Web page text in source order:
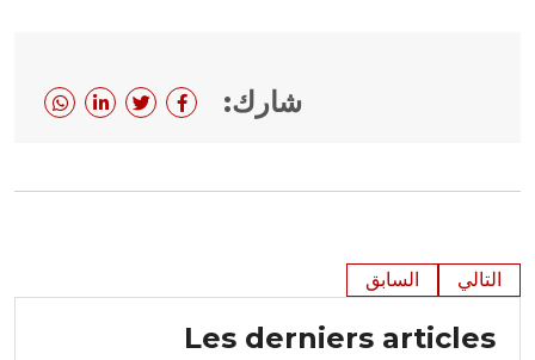
شارك:
السابق التالي
Les derniers articles